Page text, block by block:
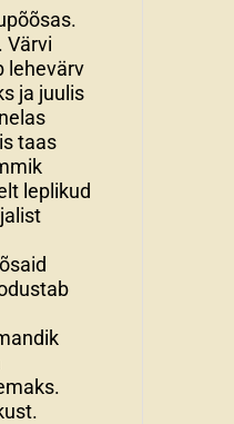
Värvi
lehevärv
ja juulis
taas
leplikud